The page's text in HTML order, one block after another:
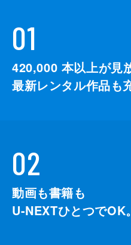
01
420,000 本以上が見
最新レンタル作品も
02
動画も書籍も
U-NEXTひとつでOK。